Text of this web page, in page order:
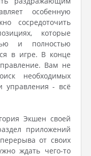
особенную
сосредоточить
которые
и полностью
в игре. В конце
Вам не
необходимых
управления - всё
Экшен своей
приложений
от своих
ждать чего-то